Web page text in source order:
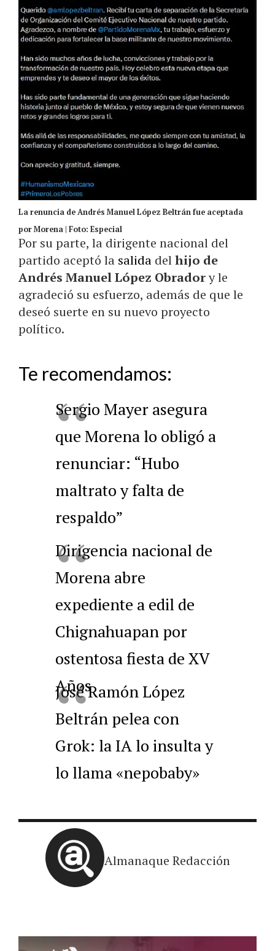
La renuncia de Andrés Manuel López Beltrán fue aceptada
por Morena | Foto: Especial
Por su parte, la dirigente nacional del
partido aceptó la salida delhijo de
Andrés Manuel López Obradory le
agradeció su esfuerzo, además de que le
deseó suerte en su nuevo proyecto
político.
Te recomendamos:
Sergio Mayer asegura
que Morena lo obligó a
renunciar: “Hubo
maltrato y falta de
respaldo”
Dirigencia nacional de
Morena abre
expediente a edil de
Chignahuapan por
ostentosa fiesta de XV
Años
José Ramón López
Beltrán pelea con
Grok: la IA lo insulta y
lo llama «nepobaby»
Almanaque Redacción